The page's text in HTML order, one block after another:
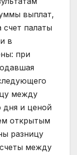
выплат,
счет палаты
в
при
между
дня и ценой
открытым
разницу
между